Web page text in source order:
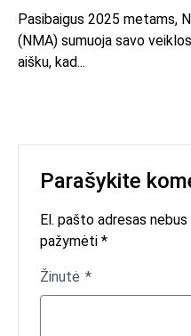
Pasibaigus 2025 metams,
(NMA) sumuoja savo
aišku, kad...
Parašykite
El. pašto adresas
pažymėti *
Žinutė